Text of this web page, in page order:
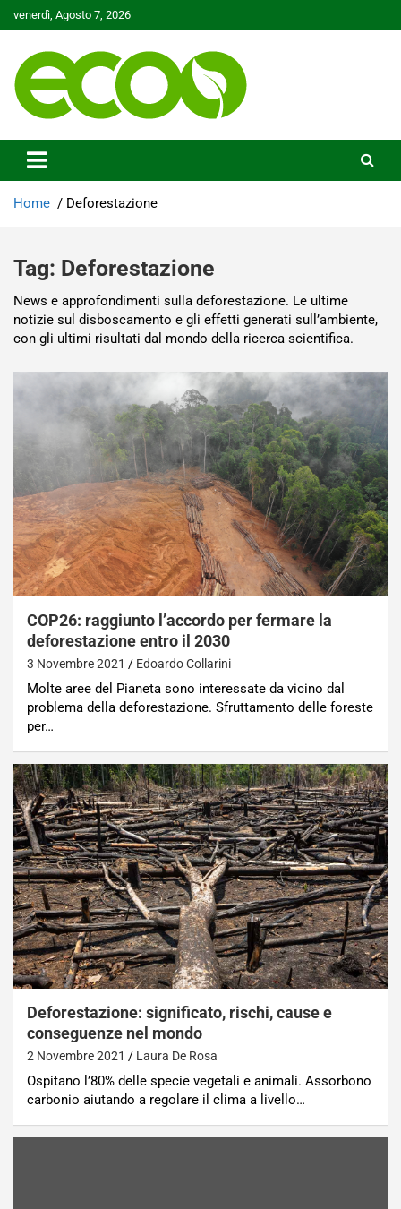
to
venerdì, Agosto 7, 2026
Ecoo.it
Home Deforestazione
Tag: Deforestazione
News e approfondimenti sulla deforestazione. Le ultime
notizie sul disboscamento e gli effetti generati sull’ambiente,
con gli ultimi risultati dal mondo della ricerca scientifica.
COP26: raggiunto l’accordo per fermare la
deforestazione entro il 2030
3 Novembre 2021 Edoardo Collarini
Molte aree del Pianeta sono interessate da vicino dal
problema della deforestazione. Sfruttamento delle foreste
per…
Deforestazione: significato, rischi, cause e
conseguenze nel mondo
2 Novembre 2021 Laura De Rosa
Ospitano l’80% delle specie vegetali e animali. Assorbono
carbonio aiutando a regolare il clima a livello…